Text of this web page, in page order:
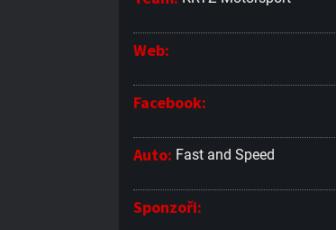
Web:
Facebook:
Auto: Fast and Speed
Sponzoři: